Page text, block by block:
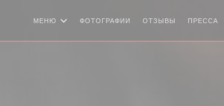
МЕНЮ ФОТОГРАФИИ ОТЗЫВЫ ПРЕССА